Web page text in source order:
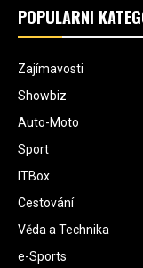
POPULÁRNÍ
Zajímavosti
Showbiz
Auto-Moto
Sport
ITBox
Cestování
Věda a Technika
e-Sports